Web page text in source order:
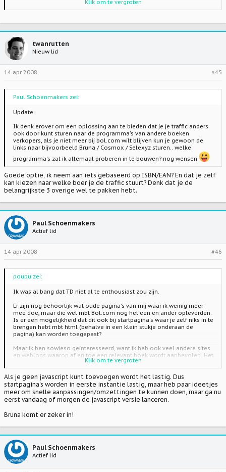
ook door kunt sturen naar de programma's van andere boeken
verkopers, als je niet meer bij bol.com wilt blijven kun je gewoon de
links naar bijvoorbeeld Bruna / Cosmox / Selexyz sturen.. welke
programma's zal ik allemaal proberen in te bouwen? nog wensen
Klik om te vergroten
twanrutten
Nieuw lid
14 apr 2008 #45
Paul Schoenmakers zei:
Update:
Ik denk erover om een oplossing aan te bieden dat je je traffic anders
ook door kunt sturen naar de programma's van andere boeken
verkopers, als je niet meer bij bol.com wilt blijven kun je gewoon de
links naar bijvoorbeeld Bruna / Cosmox / Selexyz sturen.. welke
programma's zal ik allemaal proberen in te bouwen? nog wensen
Goede optie, ik neem aan iets gebaseerd op ISBN/EAN? En dat je zelf
kan kiezen naar welke boer je de traffic stuurt? Denk dat je de
belangrijkste 3 overige wel te pakken hebt.
Paul Schoenmakers
Actief lid
14 apr 2008 #46
poupu zei:
Ik was al bang dat TD niet al te enthousiast zou zijn.
Er zijn nog behoorlijk wat oude pagina's van mij waar ik weinig meer
mee doe, maar die wel mbt Bol.com nog het een en ander opleverden.
Is er een mogelijkheid dat dit ook bij startpagina's waar je zelf niks in te
brengen hebt mbt html (behalve in een klein stukje onderaan de
pagina) kan worden toegepast?
Maar ik ben sowieso geinteresseerd, want ik heb ook veel andere sites
en weblogs waarop af en toe een relevant boek wordt aanbevolen. Het
zou wel prettig zijn als er dan 1 stukje javascript zou zijn dat op alle
sites in de header geplaatst kan worden en doorlinkt naar Bruna ).
Ik werk heel intuitief, weinig gestructureerd en dat merk je dan op een
moment dat Bol ermee kapt ;-(
Klik om te vergroten
Als je geen javascript kunt toevoegen wordt het lastig. Dus
startpagina's worden in eerste instantie lastig, maar heb paar ideetjes
meer om snelle aanpassingen/omzettingen te kunnen doen, maar ga nu
eerst vandaag of morgen de javascript versie lanceren.
Bruna komt er zeker in!
Paul Schoenmakers
Actief lid